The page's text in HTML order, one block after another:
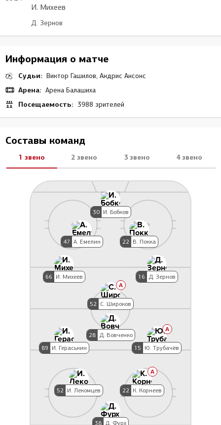
И. Михеев
Д. Зернов
Информация о матче
Судьи: Виктор Гашилов, Андрис Ансонс
Арена: Арена Балашиха
Посещаемость: 3988 зрителей
Составы команд
1 звено 2 звено 3 звено 4 звено
30 И. Бобков
22 В. Покка
47 А. Емелин
16 Д. Зернов
A
52 С. Широков
66 И. Михеев
A
22 К. Корнеев
52 И. Лекомцев
A
15 Ю. Трубачёв
28
Д. Вовченко
89
И. Гераськин
38 Д. Фурх